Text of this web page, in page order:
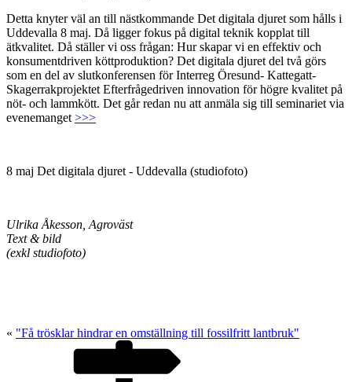
Detta knyter väl an till nästkommande Det digitala djuret som hålls i
Uddevalla 8 maj. Då ligger fokus på digital teknik kopplat till
ätkvalitet. Då ställer vi oss frågan: Hur skapar vi en effektiv och
konsumentdriven köttproduktion? Det digitala djuret del två görs
som en del av slutkonferensen för Interreg Öresund- Kattegatt-
Skagerrakprojektet Efterfrågedriven innovation för högre kvalitet på
nöt- och lammkött. Det går redan nu att anmäla sig till seminariet via
evenemanget >>>
8 maj Det digitala djuret - Uddevalla (studiofoto)
Ulrika Åkesson, Agroväst
Text & bild
(exkl studiofoto)
« "Få trösklar hindrar en omställning till fossilfritt lantbruk"